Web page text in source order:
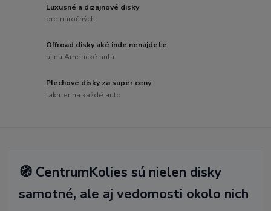
Luxusné a dizajnové disky
pre náročných
Offroad disky aké inde nenájdete
aj na Americké autá
Plechové disky za super ceny
takmer na každé auto
🧭 CentrumKolies sú nielen disky
samotné, ale aj vedomosti okolo nich